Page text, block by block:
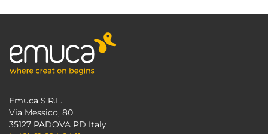
Emuca S.R.L.
Via Messico, 80
35127 PADOVA PD Italy